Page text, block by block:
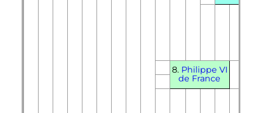
8. Philippe VI
de France